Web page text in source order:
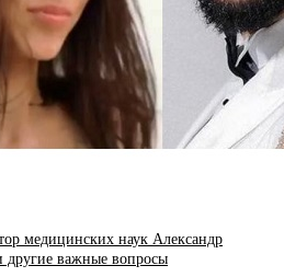
медицинских наук Александр
другие важные вопросы